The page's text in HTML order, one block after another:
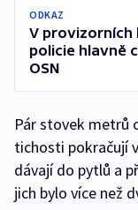
ODKAZ
V provizorních
policie hlavně
OSN
Pár stovek metrů
tichosti pokračují
dávají do pytlů a
jich bylo více než